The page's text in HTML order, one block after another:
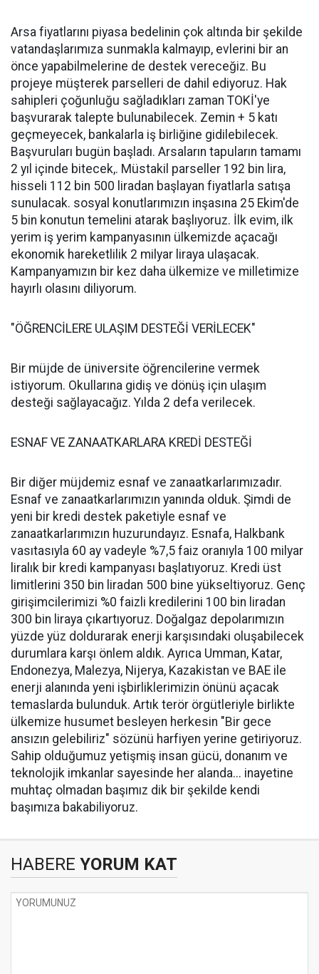
Arsa fiyatlarını piyasa bedelinin çok altında bir şekilde
vatandaşlarımıza sunmakla kalmayıp, evlerini bir an
önce yapabilmelerine de destek vereceğiz. Bu
projeye müşterek parselleri de dahil ediyoruz. Hak
sahipleri çoğunluğu sağladıkları zaman TOKİ'ye
başvurarak talepte bulunabilecek. Zemin + 5 katı
geçmeyecek, bankalarla iş birliğine gidilebilecek.
Başvuruları bugün başladı. Arsaların tapuların tamamı
2 yıl içinde bitecek,. Müstakil parseller 192 bin lira,
hisseli 112 bin 500 liradan başlayan fiyatlarla satışa
sunulacak. sosyal konutlarımızın inşasına 25 Ekim'de
5 bin konutun temelini atarak başlıyoruz. İlk evim, ilk
yerim iş yerim kampanyasının ülkemizde açacağı
ekonomik hareketlilik 2 milyar liraya ulaşacak.
Kampanyamızın bir kez daha ülkemize ve milletimize
hayırlı olasını diliyorum.
"ÖĞRENCİLERE ULAŞIM DESTEĞİ VERİLECEK"
Bir müjde de üniversite öğrencilerine vermek
istiyorum. Okullarına gidiş ve dönüş için ulaşım
desteği sağlayacağız. Yılda 2 defa verilecek.
ESNAF VE ZANAATKARLARA KREDİ DESTEĞİ
Bir diğer müjdemiz esnaf ve zanaatkarlarımızadır.
Esnaf ve zanaatkarlarımızın yanında olduk. Şimdi de
yeni bir kredi destek paketiyle esnaf ve
zanaatkarlarımızın huzurundayız. Esnafa, Halkbank
vasıtasıyla 60 ay vadeyle %7,5 faiz oranıyla 100 milyar
liralık bir kredi kampanyası başlatıyoruz. Kredi üst
limitlerini 350 bin liradan 500 bine yükseltiyoruz. Genç
girişimcilerimizi %0 faizli kredilerini 100 bin liradan
300 bin liraya çıkartıyoruz. Doğalgaz depolarımızın
yüzde yüz doldurarak enerji karşısındaki oluşabilecek
durumlara karşı önlem aldık. Ayrıca Umman, Katar,
Endonezya, Malezya, Nijerya, Kazakistan ve BAE ile
enerji alanında yeni işbirliklerimizin önünü açacak
temaslarda bulunduk. Artık terör örgütleriyle birlikte
ülkemize husumet besleyen herkesin "Bir gece
ansızın gelebiliriz" sözünü harfiyen yerine getiriyoruz.
Sahip olduğumuz yetişmiş insan gücü, donanım ve
teknolojik imkanlar sayesinde her alanda... inayetine
muhtaç olmadan başımız dik bir şekilde kendi
başımıza bakabiliyoruz.
HABERE YORUM KAT